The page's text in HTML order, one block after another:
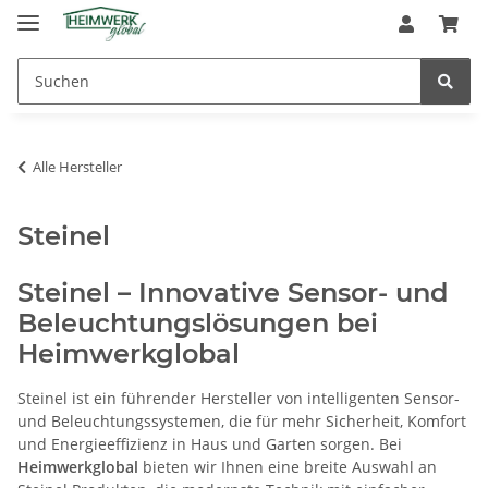
Alle Hersteller
Steinel
Steinel – Innovative Sensor- und
Beleuchtungslösungen bei
Heimwerkglobal
Steinel ist ein führender Hersteller von intelligenten Sensor-
und Beleuchtungssystemen, die für mehr Sicherheit, Komfort
und Energieeffizienz in Haus und Garten sorgen. Bei
Heimwerkglobal bieten wir Ihnen eine breite Auswahl an